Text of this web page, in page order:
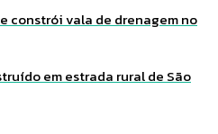
constrói vala de drenagem no
em estrada rural de São